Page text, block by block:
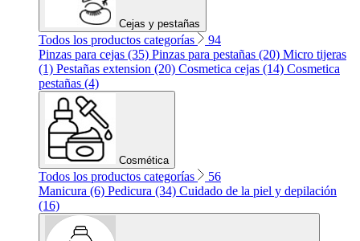
Cejas y pestañas
Todos los productos categorías
94
Pinzas para cejas (35) Pinzas para pestañas (20) Micro tijeras
(1) Pestañas extension (20) Cosmetica cejas (14) Cosmetica
pestañas (4)
Cosmética
Todos los productos categorías
56
Manicura (6) Pedicura (34) Cuidado de la piel y depilación
(16)